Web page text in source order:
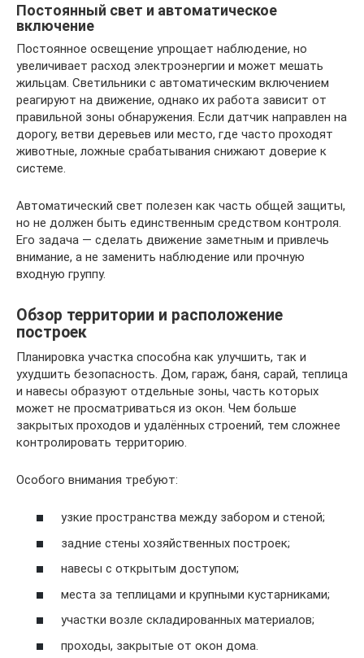
Постоянный свет и автоматическое
включение
Постоянное освещение упрощает наблюдение, но
увеличивает расход электроэнергии и может мешать
жильцам. Светильники с автоматическим включением
реагируют на движение, однако их работа зависит от
правильной зоны обнаружения. Если датчик направлен на
дорогу, ветви деревьев или место, где часто проходят
животные, ложные срабатывания снижают доверие к
системе.
Автоматический свет полезен как часть общей защиты,
но не должен быть единственным средством контроля.
Его задача — сделать движение заметным и привлечь
внимание, а не заменить наблюдение или прочную
входную группу.
Обзор территории и расположение
построек
Планировка участка способна как улучшить, так и
ухудшить безопасность. Дом, гараж, баня, сарай, теплица
и навесы образуют отдельные зоны, часть которых
может не просматриваться из окон. Чем больше
закрытых проходов и удалённых строений, тем сложнее
контролировать территорию.
Особого внимания требуют:
узкие пространства между забором и стеной;
задние стены хозяйственных построек;
навесы с открытым доступом;
места за теплицами и крупными кустарниками;
участки возле складированных материалов;
проходы, закрытые от окон дома.